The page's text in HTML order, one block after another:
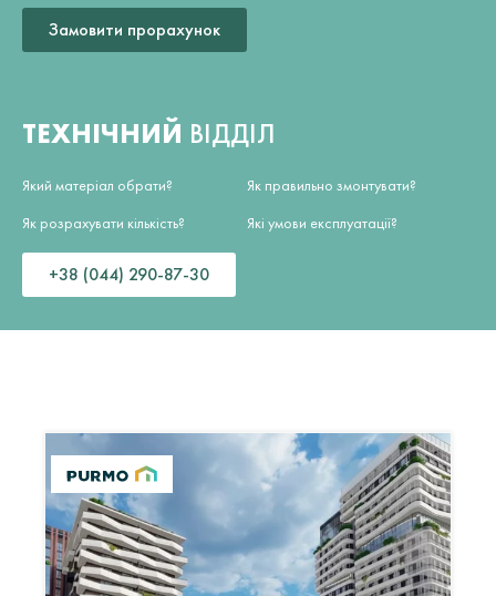
Замовити прорахунок
ТЕХНІЧНИЙ ВІДДІЛ
Який матеріал обрати?
Як розрахувати кількість?
Як правильно змонтувати?
Які умови експлуатації?
+38 (044) 290-87-30